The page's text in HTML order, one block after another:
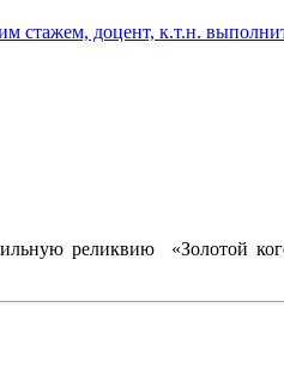
стажем, доцент, к.т.н.
реликвию «Золотой